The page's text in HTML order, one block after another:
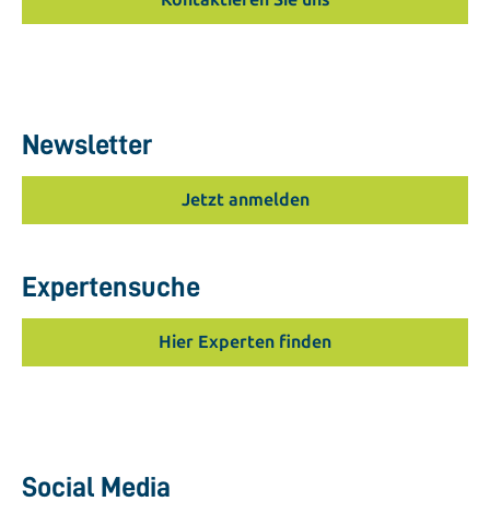
Newsletter
Jetzt anmelden
Expertensuche
Hier Experten finden
Social Media